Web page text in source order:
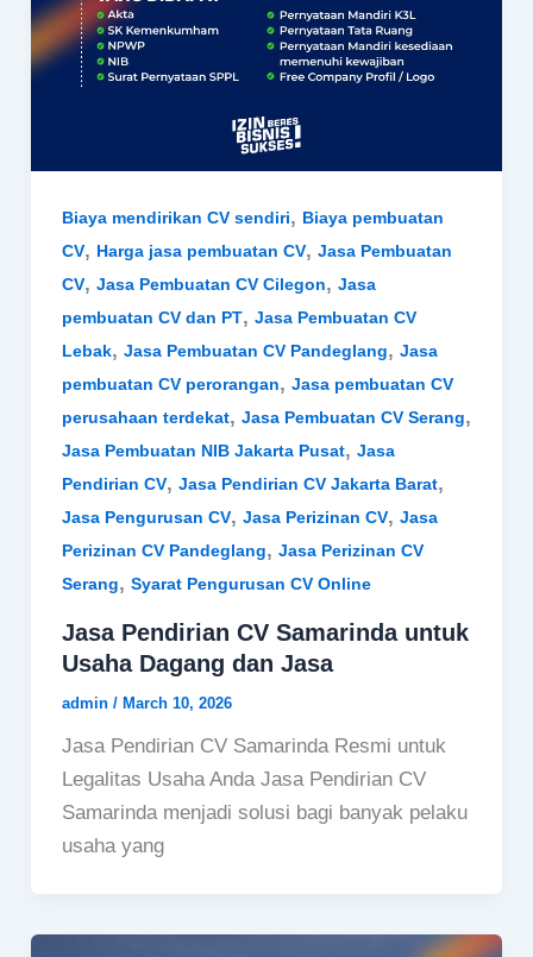
Biaya mendirikan CV sendiri, Biaya pembuatan
CV, Harga jasa pembuatan CV, Jasa Pembuatan
CV, Jasa Pembuatan CV Cilegon, Jasa
pembuatan CV dan PT, Jasa Pembuatan CV
Lebak, Jasa Pembuatan CV Pandeglang, Jasa
pembuatan CV perorangan, Jasa pembuatan CV
perusahaan terdekat, Jasa Pembuatan CV Serang,
Jasa Pembuatan NIB Jakarta Pusat, Jasa
Pendirian CV, Jasa Pendirian CV Jakarta Barat,
Jasa Pengurusan CV, Jasa Perizinan CV, Jasa
Perizinan CV Pandeglang, Jasa Perizinan CV
Serang, Syarat Pengurusan CV Online
Jasa Pendirian CV Samarinda untuk
Usaha Dagang dan Jasa
admin / March 10, 2026
Jasa Pendirian CV Samarinda Resmi untuk
Legalitas Usaha Anda Jasa Pendirian CV
Samarinda menjadi solusi bagi banyak pelaku
usaha yang